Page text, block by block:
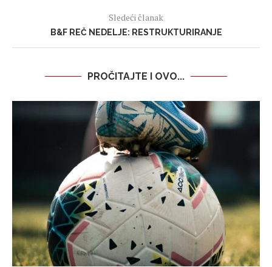
Sledeći članak
B&F REČ NEDELJE: RESTRUKTURIRANJE
PROČITAJTE I OVO...